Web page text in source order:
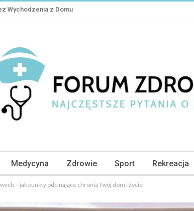
Wychodzenia z Domu
Medycyna Zdrowie Sport Rekreacja
– jak punkty odcinające chronią Twój dom i życie